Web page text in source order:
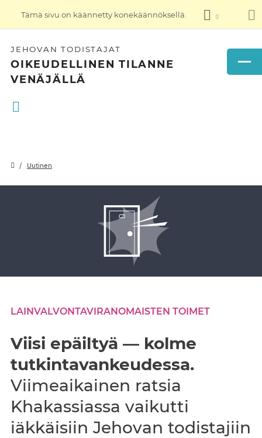
Tämä sivu on käännetty konekäännöksellä.
JEHOVAN TODISTAJAT
OIKEUDELLINEN TILANNE
VENÄJÄLLÄ
Uutinen
LAINVALVONTAVIRANOMAISTEN TOIMET
Viisi epäiltyä — kolme
tutkintavankeudessa.
Viimeaikainen ratsia
Khakassiassa vaikutti
iäkkäisiin Jehovan todistajiin